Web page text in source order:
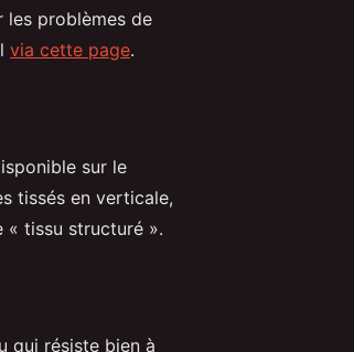
problèmes de
via cette page.
sur le
tissés en verticale,
tissu structuré ».
qui résiste bien à